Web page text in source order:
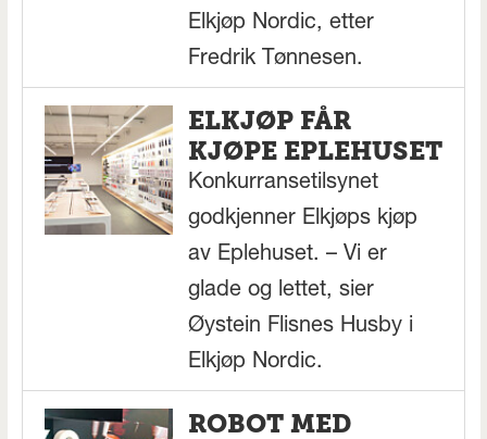
Elkjøp Nordic, etter
Fredrik Tønnesen.
ELKJØP FÅR
KJØPE EPLEHUSET
Konkurransetilsynet
godkjenner Elkjøps kjøp
av Eplehuset. – Vi er
glade og lettet, sier
Øystein Flisnes Husby i
Elkjøp Nordic.
ROBOT MED